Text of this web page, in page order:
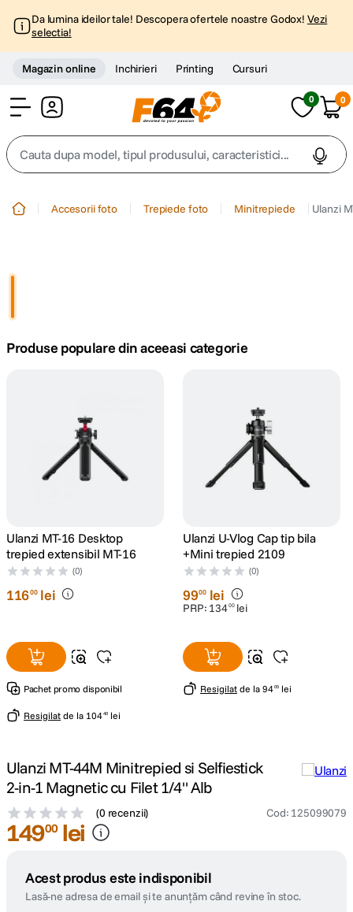
Da lumina ideilor tale! Descopera ofertele noastre Godox! Vezi
selectia!
Magazin online Inchirieri Printing Cursuri
0 0
Cauta dupa model, tipul produsului, caracteristici...
4. peak design
lavaliera
sony fx
9 . dji mic mini
10 . dji osmo
Accesorii foto Trepiede foto Minitrepiede Ulanzi
Produse populare din aceeasi categorie
Ulanzi MT-16 Desktop
trepied extensibil MT-16
(0)
11600 lei
Pachet promo disponibil
Resigilat de la 10440 lei
Ulanzi U-Vlog Cap tip bila
+Mini trepied 2109
(0)
9900 lei
PRP: 13400 lei
Resigilat de la 9405 lei
Ulanzi MT-44M Minitrepied si Selfiestick
2-in-1 Magnetic cu Filet 1/4" Alb
(0 recenzii) Cod: 125099079
14900 lei
Acest produs este indisponibil
Lasă-ne adresa de email și te anunțăm când revine în stoc.